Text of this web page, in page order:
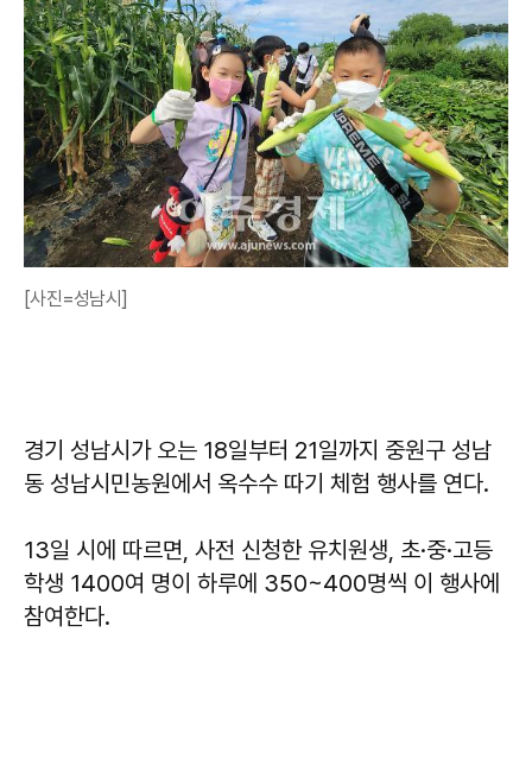
[사진=성남시]
경기 성남시가 오는 18일부터 21일까지 중원구 성남
동 성남시민농원에서 옥수수 따기 체험 행사를 연다.
13일 시에 따르면, 사전 신청한 유치원생, 초·중·고등
학생 1400여 명이 하루에 350~400명씩 이 행사에
참여한다.